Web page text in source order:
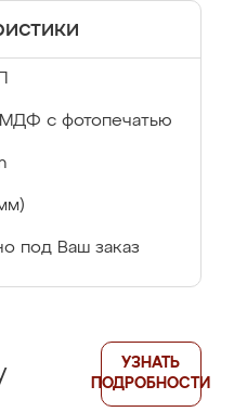
с фотопечатью
под Ваш заказ
УЗНАТЬ
ПОДРОБНОСТИ